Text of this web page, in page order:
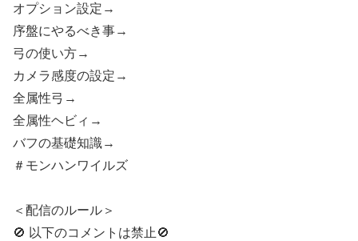
オプション設定→
序盤にやるべき事→
弓の使い方→
カメラ感度の設定→
全属性弓→
全属性ヘビィ→
バフの基礎知識→
＃モンハンワイルズ
＜配信のルール＞
🚫 以下のコメントは禁止🚫